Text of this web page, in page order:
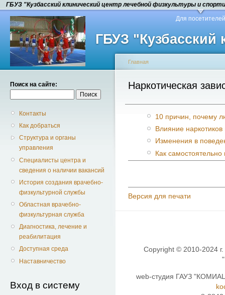
ГБУЗ "Кузбасский клинический центр лечебной физкультуры и
ГБУЗ
Для посетителей
Поиск на сайте:
Контакты
Как добраться
Структура и органы
управления
Специалисты центра и
сведения о наличии вакансий
История создания врачебно-
физкультурной службы
Областная врачебно-
физкультурная служба
Диагностика, лечение и
реабилитация
Доступная среда
Наставничество
Вход в систему
Главная
Наркотическая
10 причин, почему
Влияние
Изменения в
Как
Версия для печати
Copyright © 2010-2024
web-студия ГАУЗ